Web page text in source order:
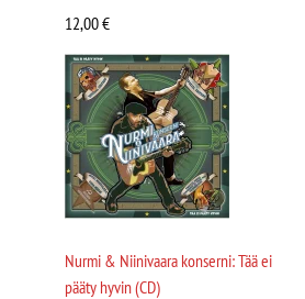
12,00€
Nurmi & Niinivaara konserni: Tää ei
pääty hyvin (CD)